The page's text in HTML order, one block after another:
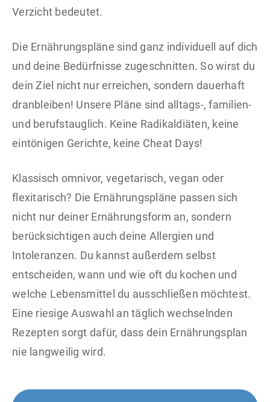
Verzicht bedeutet.
Die Ernährungspläne sind ganz individuell auf dich
und deine Bedürfnisse zugeschnitten. So wirst du
dein Ziel nicht nur erreichen, sondern dauerhaft
dranbleiben! Unsere Pläne sind alltags-, familien-
und berufstauglich. Keine Radikaldiäten, keine
eintönigen Gerichte, keine Cheat Days!
Klassisch omnivor, vegetarisch, vegan oder
flexitarisch? Die Ernährungspläne passen sich
nicht nur deiner Ernährungsform an, sondern
berücksichtigen auch deine Allergien und
Intoleranzen. Du kannst außerdem selbst
entscheiden, wann und wie oft du kochen und
welche Lebensmittel du ausschließen möchtest.
Eine riesige Auswahl an täglich wechselnden
Rezepten sorgt dafür, dass dein Ernährungsplan
nie langweilig wird.